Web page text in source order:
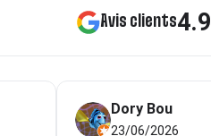
Avis clients4.9
Dory Bou
23/06/2026